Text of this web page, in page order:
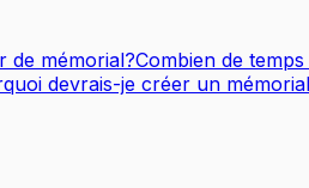
de mémorial?Combien de
devrais-je créer un